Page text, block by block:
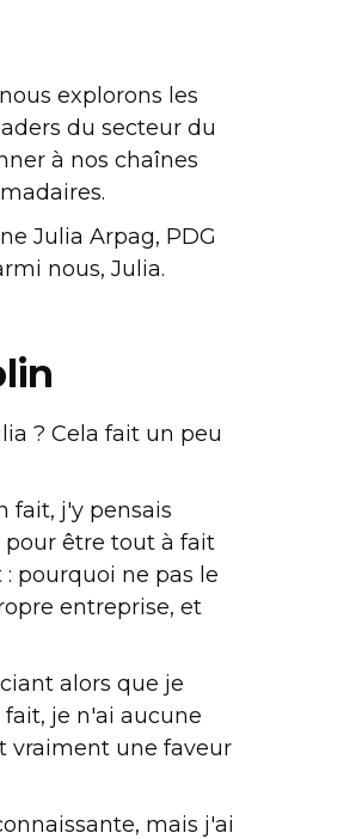
explorons les
du secteur du
à nos chaînes
Julia Arpag, PDG
nous, Julia.
? Cela fait un peu
fait, j'y pensais
pour être tout à fait
pourquoi ne pas le
entreprise, et
alors que je
je n'ai aucune
vraiment une faveur
mais j'ai